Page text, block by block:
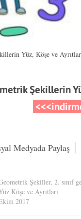
Yüz, Köşe ve
Şekillerin
Medyada Paylaş
Şekiller,2. sınıf
Köşe ve Ayrıtları
2017